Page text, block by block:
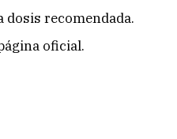
dosis recomendada.
oficial.